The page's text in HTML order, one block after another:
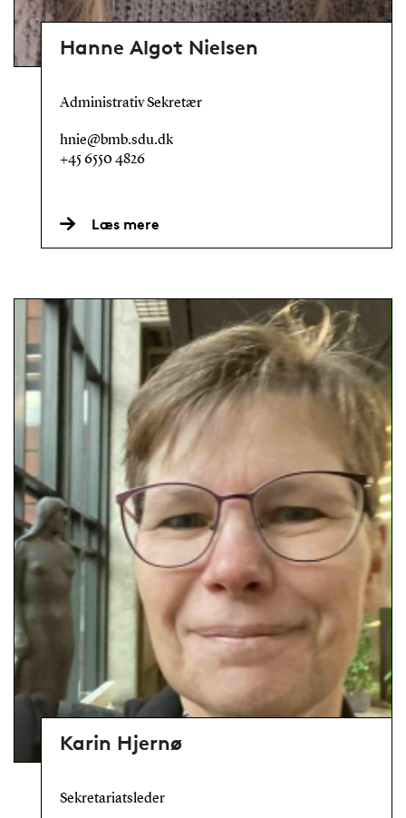
Hanne Algot Nielsen
Administrativ Sekretær
hnie@bmb.sdu.dk
+45 6550 4826
Læs mere
Karin Hjernø
Sekretariatsleder